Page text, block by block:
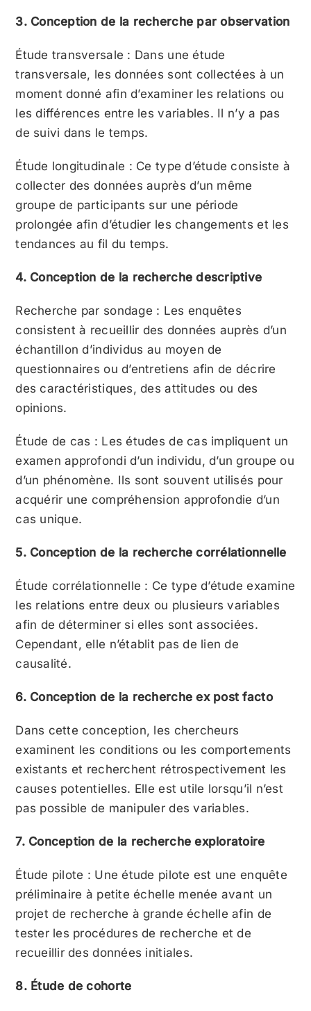
3. Conception de la recherche par observation
Étude transversale : Dans une étude
transversale, les données sont collectées à un
moment donné afin d’examiner les relations ou
les différences entre les variables. Il n’y a pas
de suivi dans le temps.
Étude longitudinale : Ce type d’étude consiste à
collecter des données auprès d’un même
groupe de participants sur une période
prolongée afin d’étudier les changements et les
tendances au fil du temps.
4. Conception de la recherche descriptive
Recherche par sondage : Les enquêtes
consistent à recueillir des données auprès d’un
échantillon d’individus au moyen de
questionnaires ou d’entretiens afin de décrire
des caractéristiques, des attitudes ou des
opinions.
Étude de cas : Les études de cas impliquent un
examen approfondi d’un individu, d’un groupe ou
d’un phénomène. Ils sont souvent utilisés pour
acquérir une compréhension approfondie d’un
cas unique.
5. Conception de la recherche corrélationnelle
Étude corrélationnelle : Ce type d’étude examine
les relations entre deux ou plusieurs variables
afin de déterminer si elles sont associées.
Cependant, elle n’établit pas de lien de
causalité.
6. Conception de la recherche ex post facto
Dans cette conception, les chercheurs
examinent les conditions ou les comportements
existants et recherchent rétrospectivement les
causes potentielles. Elle est utile lorsqu’il n’est
pas possible de manipuler des variables.
7. Conception de la recherche exploratoire
Étude pilote : Une étude pilote est une enquête
préliminaire à petite échelle menée avant un
projet de recherche à grande échelle afin de
tester les procédures de recherche et de
recueillir des données initiales.
8. Étude de cohorte